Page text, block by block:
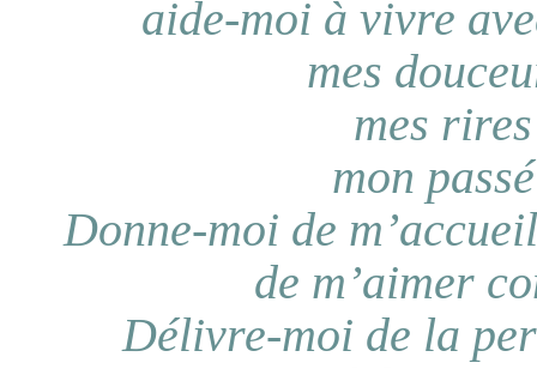
aide-moi à vivre
mes
mes
mon
Donne-moi de
de m’aimer
Délivre-moi de la